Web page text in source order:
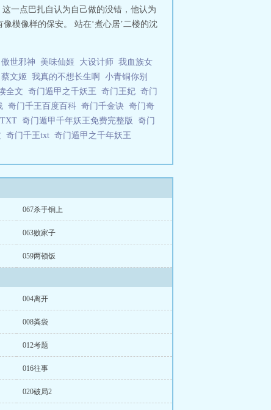
一点巴扎自认为自己做的没错，他认为
模像样的保安。 站在‘煮心居’二楼的沈
傲世邪神 美味仙姬 大设计师 我血族女
文姬 我真的不想长生啊
小青铜你别
全文 奇门遁甲之千妖王 奇门王妃 奇门
奇门千王百度百科 奇门千金诀 奇门奇
奇门遁甲千年妖王免费完整版 奇门
奇门千王txt 奇门遁甲之千年妖王
067杀手锏上
063败家子
059两顿饭
004离开
008粪袋
012考题
016往事
020破局2